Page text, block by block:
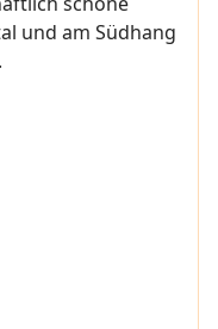
und am Südhang